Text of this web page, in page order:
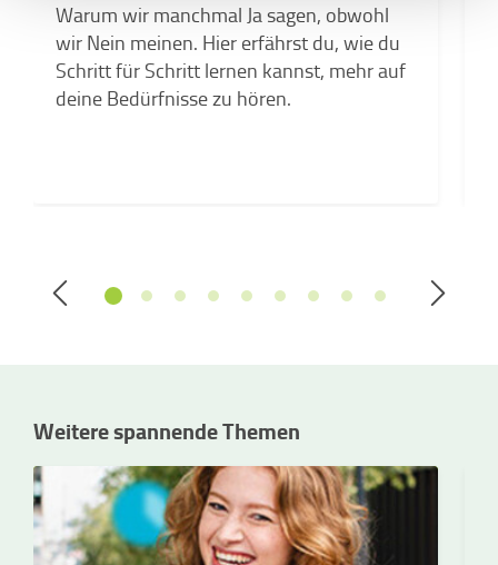
Warum wir manchmal Ja sagen, obwohl
wir Nein meinen. Hier erfährst du, wie du
Schritt für Schritt lernen kannst, mehr auf
deine Bedürfnisse zu hören.
Weitere spannende Themen